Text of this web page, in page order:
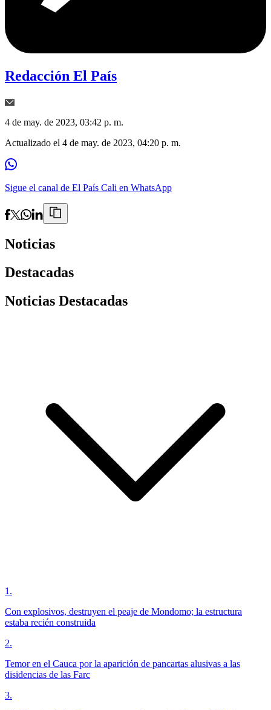
Redacción El País
4 de may. de 2023, 03:42 p. m.
Actualizado el 4 de may. de 2023, 04:20 p. m.
Sigue el canal de El País Cali en WhatsApp
Noticias
Destacadas
Noticias Destacadas
1 .
Con explosivos, destruyen el peaje de Mondomo; la estructura
estaba recién construida
2.
Temor en el Cauca por la aparición de pancartas alusivas a las
disidencias de las Farc
3.